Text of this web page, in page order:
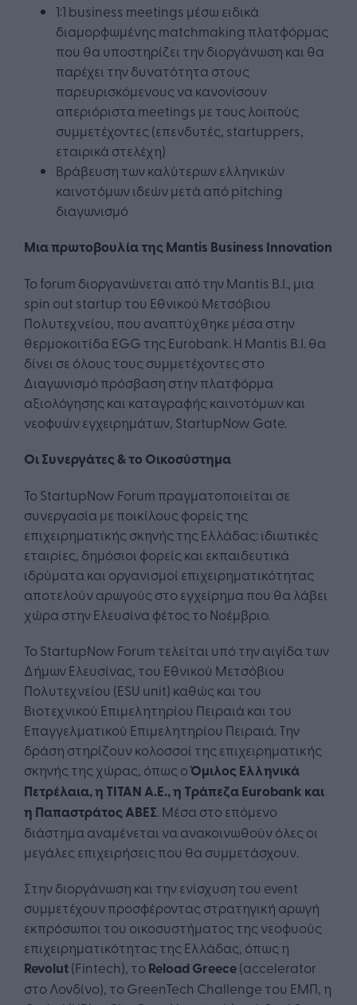
1:1 business meetings μέσω ειδικά
διαμορφωμένης matchmaking πλατφόρμας
που θα υποστηρίζει την διοργάνωση και θα
παρέχει την δυνατότητα στους
παρευρισκόμενους να κανονίσουν
απεριόριστα meetings με τους λοιπούς
συμμετέχοντες (επενδυτές, startuppers,
εταιρικά στελέχη)
Bράβευση των καλύτερων ελληνικών
καινοτόμων ιδεών μετά από pitching
διαγωνισμό
Μιαπρωτοβουλίατης Mantis Business Innovation
Το forum διοργανώνεται από την Mantis B.I., μια
spin out startup του Εθνικού Μετσόβιου
Πολυτεχνείου, που αναπτύχθηκε μέσα στην
θερμοκοιτίδα EGG της Eurobank. Η Mantis Β.Ι. θα
δίνει σε όλους τους συμμετέχοντες στο
Διαγωνισμό πρόσβαση στην πλατφόρμα
αξιολόγησης και καταγραφής καινοτόμων και
νεοφυών εγχειρημάτων, StartupNow Gate.
Οι Συνεργάτες & το Οικοσύστημα
Το StartupNow Forum πραγματοποιείται σε
συνεργασία με ποικίλους φορείς της
επιχειρηματικής σκηνής της Ελλάδας: ιδιωτικές
εταιρίες, δημόσιοι φορείς και εκπαιδευτικά
ιδρύματα και οργανισμοί επιχειρηματικότητας
αποτελούν αρωγούς στο εγχείρημα που θα λάβει
χώρα στην Ελευσίνα φέτος το Νοέμβριο.
Το StartupNow Forum τελείται υπό την αιγίδα των
Δήμων Ελευσίνας, του Εθνικού Μετσόβιου
Πολυτεχνείου (ESU unit) καθώς και του
Βιοτεχνικού Επιμελητηρίου Πειραιά και του
Επαγγελματικού Επιμελητηρίου Πειραιά. Την
δράση στηρίζουν κολοσσοί της επιχειρηματικής
σκηνής της χώρας, όπως οΌμιλος Ελληνικά
Πετρέλαια, η ΤΙΤΑΝ Α.Ε., η ΤράπεζαEurobank και
η Παπαστράτος ΑΒΕΣ. Μέσα στο επόμενο
διάστημα αναμένεται να ανακοινωθούν όλες οι
μεγάλες επιχειρήσεις που θα συμμετάσχουν.
Στην διοργάνωση και την ενίσχυση του event
συμμετέχουν προσφέροντας στρατηγική αρωγή
εκπρόσωποι του οικοσυστήματος της νεοφυούς
επιχειρηματικότητας της Ελλάδας, όπως η
Revolut(Fintech), το ReloadGreece(accelerator
στο Λονδίνο), το GreenTech Challenge του ΕΜΠ, η